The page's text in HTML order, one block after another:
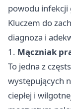
powodu infekcji
Kluczem do
diagnoza i
1. Mączniak
To jedna z
występujących
ciepłej i